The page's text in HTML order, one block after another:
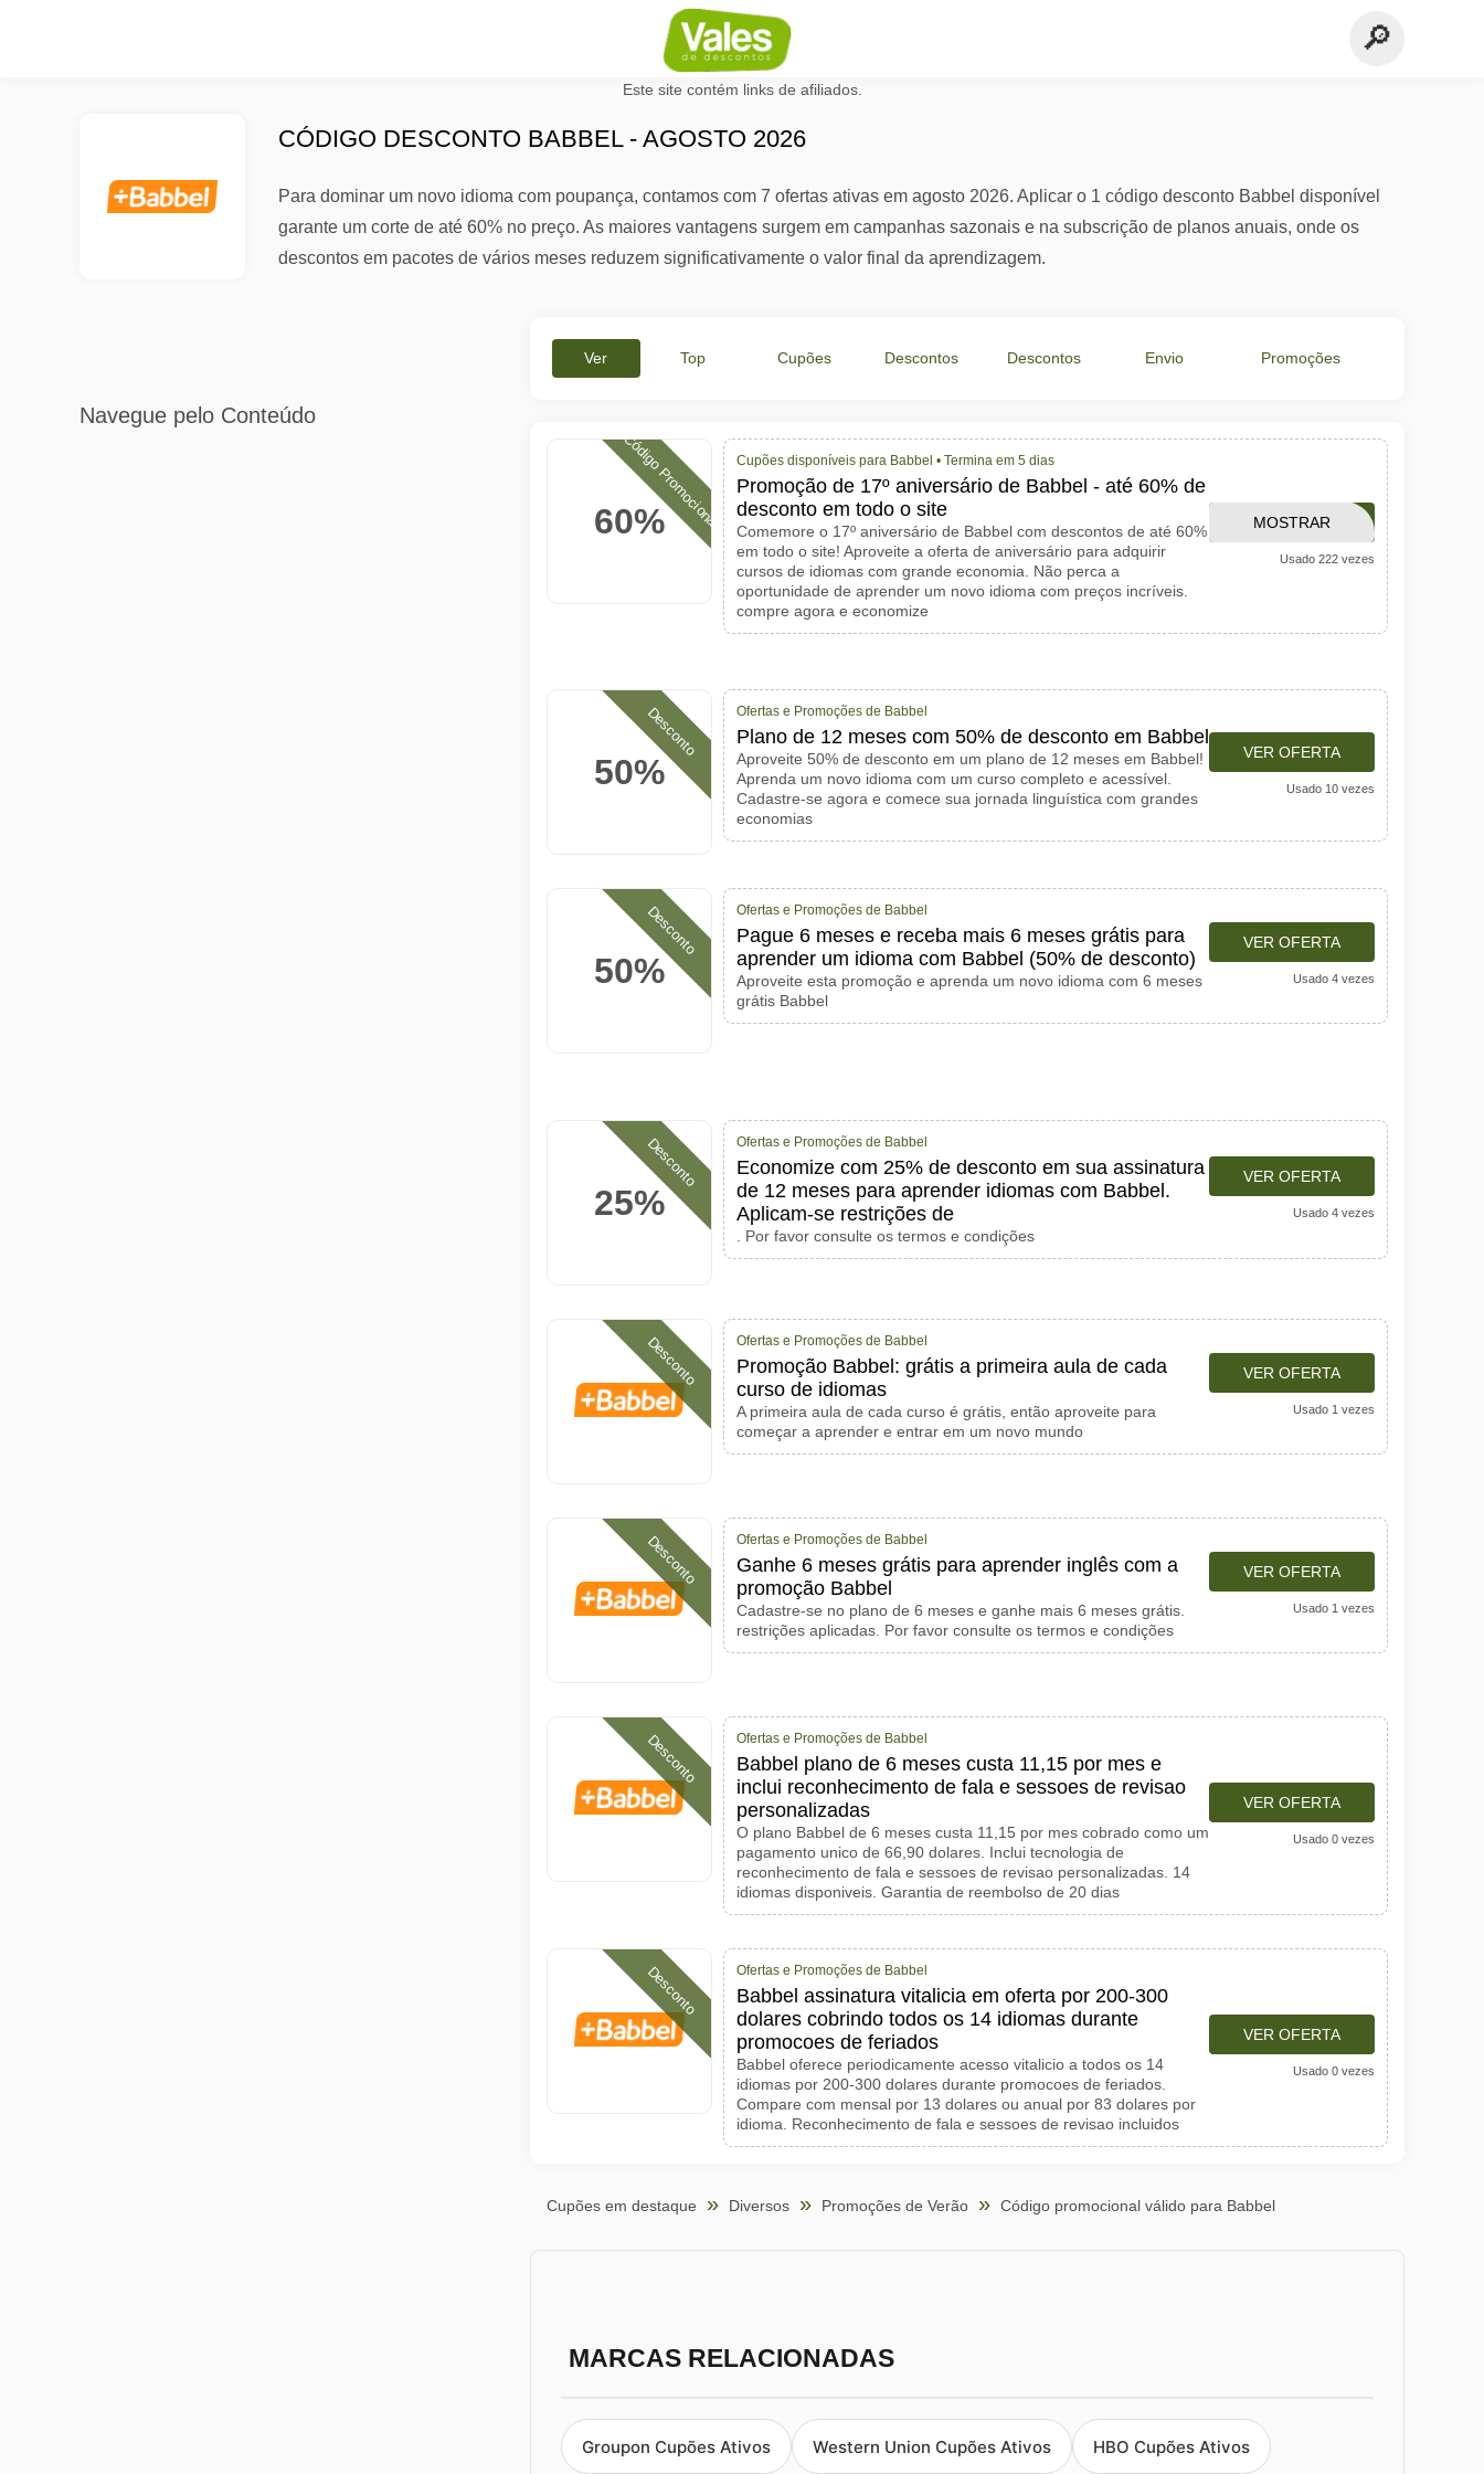
Este site contém links de afiliados.
CÓDIGO DESCONTO BABBEL - AGOSTO 2026
Para dominar um novo idioma com poupança, contamos com 7 ofertas ativas em agosto 2026. Aplicar o 1 código desconto Babbel disponível
garante um corte de até 60% no preço. As maiores vantagens surgem em campanhas sazonais e na subscrição de planos anuais, onde os
descontos em pacotes de vários meses reduzem significativamente o valor final da aprendizagem.
Navegue pelo Conteúdo
Ver Top Cupões Descontos Descontos Envio Promoções
60%
Código Promocional Cupões disponíveis para Babbel • Termina em 5 dias
Promoção de 17º aniversário de Babbel - até 60% de
desconto em todo o site
Comemore o 17º aniversário de Babbel com descontos de até 60%
em todo o site! Aproveite a oferta de aniversário para adquirir
cursos de idiomas com grande economia. Não perca a
oportunidade de aprender um novo idioma com preços incríveis.
compre agora e economize
MOSTRAR
CÓDIGO
Usado 222 vezes
50%
Desconto Ofertas e Promoções de Babbel
Plano de 12 meses com 50% de desconto em Babbel
Aproveite 50% de desconto em um plano de 12 meses em Babbel!
Aprenda um novo idioma com um curso completo e acessível.
Cadastre-se agora e comece sua jornada linguística com grandes
economias
VER OFERTA
Usado 10 vezes
50%
Desconto Ofertas e Promoções de Babbel
Pague 6 meses e receba mais 6 meses grátis para
aprender um idioma com Babbel (50% de desconto)
Aproveite esta promoção e aprenda um novo idioma com 6 meses
grátis Babbel
VER OFERTA
Usado 4 vezes
25%
Desconto Ofertas e Promoções de Babbel
Economize com 25% de desconto em sua assinatura
de 12 meses para aprender idiomas com Babbel.
Aplicam-se restrições de
. Por favor consulte os termos e condições
VER OFERTA
Usado 4 vezes
Desconto Ofertas e Promoções de Babbel
Promoção Babbel: grátis a primeira aula de cada
curso de idiomas
A primeira aula de cada curso é grátis, então aproveite para
começar a aprender e entrar em um novo mundo
VER OFERTA
Usado 1 vezes
Desconto Ofertas e Promoções de Babbel
Ganhe 6 meses grátis para aprender inglês com a
promoção Babbel
Cadastre-se no plano de 6 meses e ganhe mais 6 meses grátis.
restrições aplicadas. Por favor consulte os termos e condições
VER OFERTA
Usado 1 vezes
Desconto Ofertas e Promoções de Babbel
Babbel plano de 6 meses custa 11,15 por mes e
inclui reconhecimento de fala e sessoes de revisao
personalizadas
O plano Babbel de 6 meses custa 11,15 por mes cobrado como um
pagamento unico de 66,90 dolares. Inclui tecnologia de
reconhecimento de fala e sessoes de revisao personalizadas. 14
idiomas disponiveis. Garantia de reembolso de 20 dias
VER OFERTA
Usado 0 vezes
Desconto Ofertas e Promoções de Babbel
Babbel assinatura vitalicia em oferta por 200-300
dolares cobrindo todos os 14 idiomas durante
promocoes de feriados
Babbel oferece periodicamente acesso vitalicio a todos os 14
idiomas por 200-300 dolares durante promocoes de feriados.
Compare com mensal por 13 dolares ou anual por 83 dolares por
idioma. Reconhecimento de fala e sessoes de revisao incluidos
VER OFERTA
Usado 0 vezes
Cupões em destaque Diversos Promoções de Verão Código promocional válido para Babbel
MARCAS RELACIONADAS
Groupon Cupões Ativos Western Union Cupões Ativos HBO Cupões Ativos